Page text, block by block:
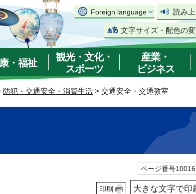
Foreign language 読み
文字サイズ・配色の
・福祉
観光・文化・
スポーツ
産業・
ビジネス
防犯・交通安全・消費生活 > 交通安全・交通教室
ページ番号
印刷 大きな文字で印